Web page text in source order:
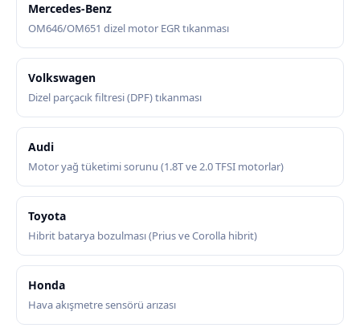
Mercedes-Benz
OM646/OM651 dizel motor EGR tıkanması
Volkswagen
Dizel parçacık filtresi (DPF) tıkanması
Audi
Motor yağ tüketimi sorunu (1.8T ve 2.0 TFSI motorlar)
Toyota
Hibrit batarya bozulması (Prius ve Corolla hibrit)
Honda
Hava akışmetre sensörü arızası